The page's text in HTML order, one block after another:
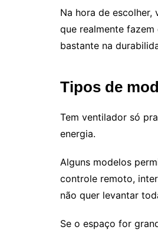
Na hora de escolher,
que realmente
bastante na
Tipos de
Tem ventilador só
energia.
Alguns modelos
controle remoto,
não quer levantar
Se o espaço for